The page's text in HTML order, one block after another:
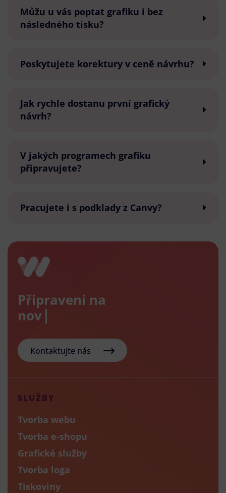
Můžu u vás poptat grafiku i bez
následného tisku?
Poskytujete korektury v ceně návrhu?
Jak rychle dostanu první grafický
návrh?
V jakých programech grafiku
připravujete?
Pracujete i s podklady z Canvy?
Připraveni na
nový e-s
Kontaktujte nás
SLUŽBY
Tvorba webu
Tvorba e-shopu
Grafické služby
Tvorba loga
Tiskoviny